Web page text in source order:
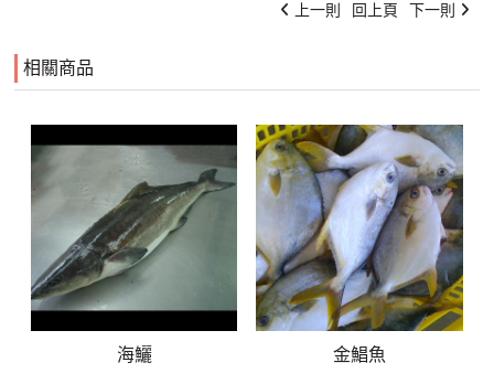
上一則 回上頁 下一則
相關商品
海鱺 金鯧魚